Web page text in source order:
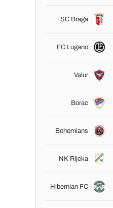
SC Braga
FC Lugano
Valur
Borac
Bohemians
NK Rijeka
Hibernian FC